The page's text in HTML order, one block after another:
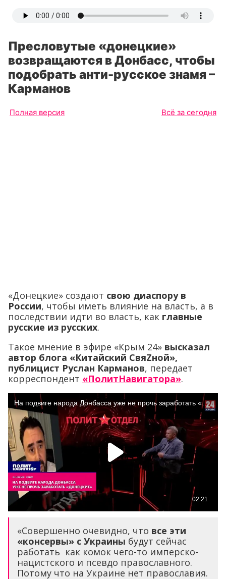
Пресловутые «донецкие»
возвращаются в Донбасс, чтобы
подобрать анти-русское знамя –
Карманов
Полная версия Всё за сегодня
«Донецкие» создают свою диаспору в
России, чтобы иметь влияние на власть, а в
последствии идти во власть, как главные
русские из русских.
Такое мнение в эфире «Крым 24» высказал
автор блога «Китайский СвяZной»,
публицист Руслан Карманов, передает
корреспондент «ПолитНавигатора».
«Совершенно очевидно, что все эти
«консервы» с Украины будут сейчас
работать как комок чего-то имперско-
нацистского и псевдо православного.
Потому что на Украине нет православия.